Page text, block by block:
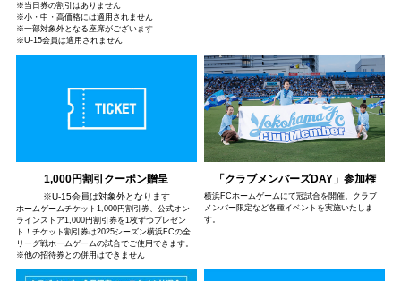
※当日券の割引はありません
※小・中・高価格には適用されません
※一部対象外となる座席がございます
※U-15会員は適用されません
1,000円割引クーポン贈呈
※U-15会員は対象外となります
ホームゲームチケット1,000円割引券、公式オン
ラインストア1,000円割引券を1枚ずつプレゼン
ト！チケット割引券は2025シーズン横浜FCの全
リーグ戦ホームゲームの試合でご使用できます。
※他の招待券との併用はできません
「クラブメンバーズDAY」参加権
横浜FCホームゲームにて冠試合を開催。クラブ
メンバー限定など各種イベントを実施いたしま
す。